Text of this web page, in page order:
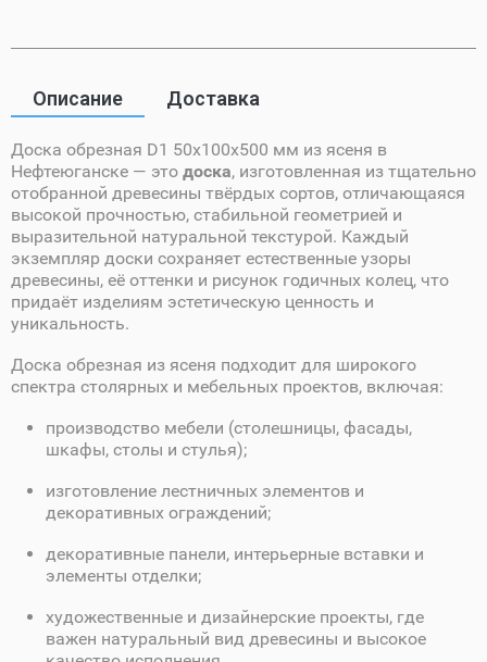
Описание Доставка
Доска обрезная D1 50х100х500 мм из ясеня в
Нефтеюганске — это доска, изготовленная из тщательно
отобранной древесины твёрдых сортов, отличающаяся
высокой прочностью, стабильной геометрией и
выразительной натуральной текстурой. Каждый
экземпляр доски сохраняет естественные узоры
древесины, её оттенки и рисунок годичных колец, что
придаёт изделиям эстетическую ценность и
уникальность.
Доска обрезная из ясеня подходит для широкого
спектра столярных и мебельных проектов, включая:
производство мебели (столешницы, фасады,
шкафы, столы и стулья);
изготовление лестничных элементов и
декоративных ограждений;
декоративные панели, интерьерные вставки и
элементы отделки;
художественные и дизайнерские проекты, где
важен натуральный вид древесины и высокое